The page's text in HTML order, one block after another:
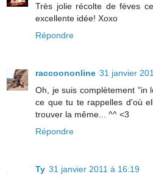
Très jolie récolte de fèves
excellente idée! Xoxo
Répondre
raccoononline 31 janvier
Oh, je suis complètement "in
ce que tu te rappelles d'où
trouver la même... ^^ <3
Répondre
Ty 31 janvier 2011 à 16:19